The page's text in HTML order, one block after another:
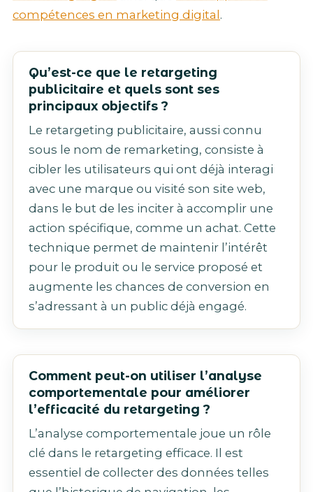
compétences en marketing digital.
Qu’est-ce que le retargeting
publicitaire et quels sont ses
principaux objectifs ?
Le retargeting publicitaire, aussi connu
sous le nom de remarketing, consiste à
cibler les utilisateurs qui ont déjà interagi
avec une marque ou visité son site web,
dans le but de les inciter à accomplir une
action spécifique, comme un achat. Cette
technique permet de maintenir l’intérêt
pour le produit ou le service proposé et
augmente les chances de conversion en
s’adressant à un public déjà engagé.
Comment peut-on utiliser l’analyse
comportementale pour améliorer
l’efficacité du retargeting ?
L’analyse comportementale joue un rôle
clé dans le retargeting efficace. Il est
essentiel de collecter des données telles